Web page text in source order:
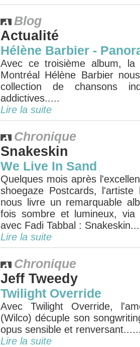
Blog
Actualité
Hélène Barbier -
Avec ce troisième album, la
Montréal Hélène Barbier
collection de chansons
addictives.....
Lire la suite
Chronique
Snakeskin
We Live In Sand
Quelques mois après
shoegaze Postcards, l'artiste
nous livre un remarquable
fois sombre et lumineux,
avec Fadi Tabbal :
Lire la suite
Chronique
Jeff Tweedy
Twilight Override
Avec Twilight Override,
(Wilco) décuple son
opus sensible et
Lire la suite